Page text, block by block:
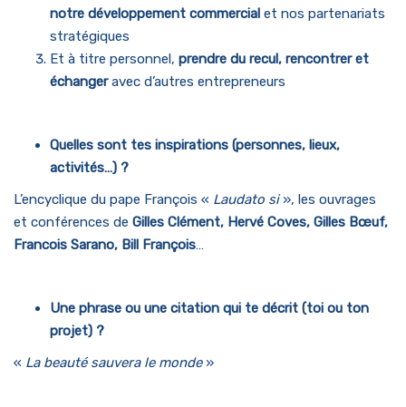
notre développement commercial et nos partenariats
stratégiques
Et à titre personnel, prendre du recul, rencontrer et
échangeravec d’autres entrepreneurs
Quelles sont tes inspirations (personnes, lieux,
activités…) ?
L’encyclique du pape François « Laudato si», les ouvrages
et conférences de Gilles Clément, Hervé Coves, Gilles Bœuf,
Francois Sarano, Bill François…
Une phrase ou une citation qui te décrit (toi ou ton
projet) ?
« La beauté sauvera le monde»